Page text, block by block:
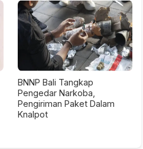
BNNP Bali Tangkap
Pengedar Narkoba,
Pengiriman Paket Dalam
Knalpot